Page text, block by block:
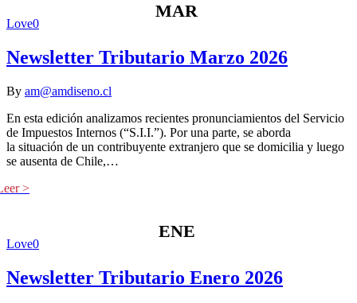
MAR
Love0
Newsletter Tributario Marzo 2026
By am@amdiseno.cl
En esta edición analizamos recientes pronunciamientos del Servicio
de Impuestos Internos (“S.I.I.”). Por una parte, se aborda
la situación de un contribuyente extranjero que se domicilia y luego
se ausenta de Chile,…
ENE
Love0
Newsletter Tributario Enero 2026